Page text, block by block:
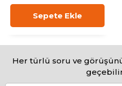
Sepete Ekle
Her türlü soru ve